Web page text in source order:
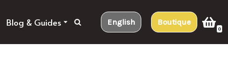
Blog & Guides English Boutique
0